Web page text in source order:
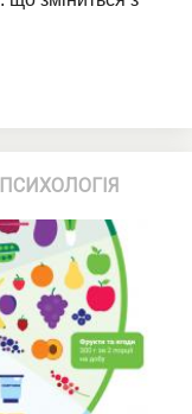
ПСИХОЛОГІЯ